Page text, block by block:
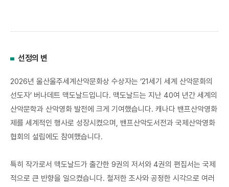
선정의 변
2026년 울산울주세계산악문화상 수상자는 ‘21세기 세계 산악문화의
선도자’ 버나데트 맥도날드입니다. 맥도날드는 지난 40여 년간 세계의
산악문학과 산악영화 발전에 크게 기여했습니다. 캐나다 밴프산악영화
제를 세계적인 행사로 성장시켰으며, 밴프산악도서전과 국제산악영화
협회의 설립에도 참여했습니다.
특히 작가로서 맥도날드가 출간한 9권의 저서와 4권의 편집서는 국제
적으로 큰 반향을 일으켰습니다. 철저한 조사와 공정한 시각으로 여러